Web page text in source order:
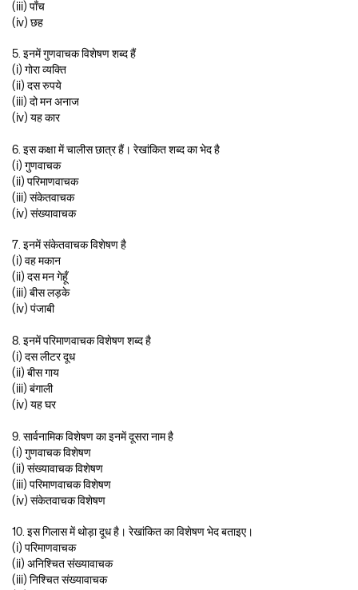
(iii) पाँच
(iv) छह
5. इनमें गुणवाचक विशेषण शब्द हैं
(i) गोरा व्यक्ति
(ii) दस रुपये
(iii) दो मन अनाज
(iv) यह कार
6. इस कक्षा में चालीस छात्र हैं। रेखांकित शब्द का भेद है
(i) गुणवाचक
(ii) परिमाणवाचक
(iii) संकेतवाचक
(iv) संख्यावाचक
7. इनमें संकेतवाचक विशेषण है
(i) वह मकान
(ii) दस मन गेहूँ
(iii) बीस लड़के
(iv) पंजाबी
8. इनमें परिमाणवाचक विशेषण शब्द है
(i) दस लीटर दूध
(ii) बीस गाय
(iii) बंगाली
(iv) यह घर
9. सार्वनामिक विशेषण का इनमें दूसरा नाम है
(i) गुणवाचक विशेषण
(ii) संख्यावाचक विशेषण
(iii) परिमाणवाचक विशेषण
(iv) संकेतवाचक विशेषण
10. इस गिलास में थोड़ा दूध है। रेखांकित का विशेषण भेद बताइए।
(i) परिमाणवाचक
(ii) अनिश्चित संख्यावाचक
(iii) निश्चित संख्यावाचक